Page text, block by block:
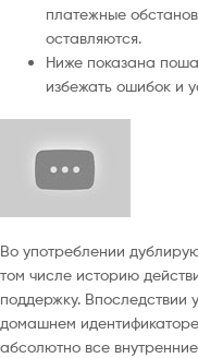
платежные
оставляются.
Ниже показана
избежать ошибок и
Во употреблении
том числе историю
поддержку. Впоследствии
домашнем
абсолютно все